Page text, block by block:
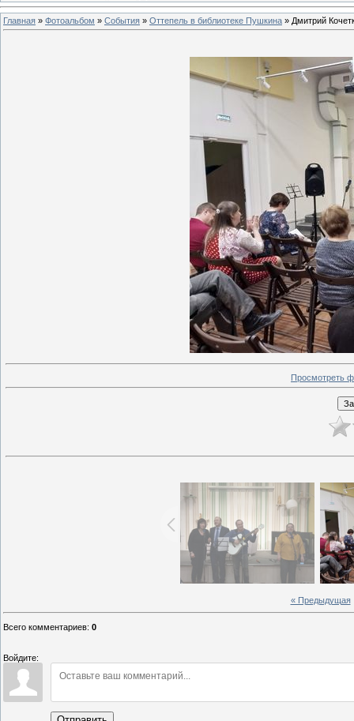
Главная » Фотоальбом » События » Оттепель в библиотеке Пушкина » Дмитрий
Просмотреть
« Предыдущая
Всего комментариев: 0
Войдите: